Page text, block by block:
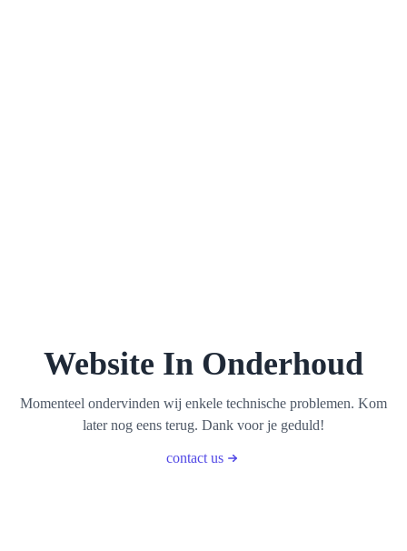
Website In Onderhoud
Momenteel ondervinden wij enkele technische problemen. Kom
later nog eens terug. Dank voor je geduld!
contact us